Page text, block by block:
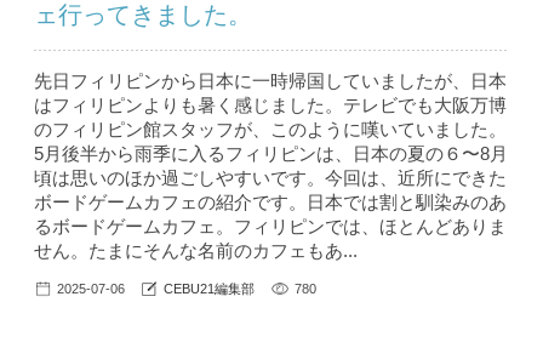
ェ行ってきました。
先日フィリピンから日本に一時帰国していましたが、日本
はフィリピンよりも暑く感じました。テレビでも大阪万博
のフィリピン館スタッフが、このように嘆いていました。
5月後半から雨季に入るフィリピンは、日本の夏の６〜8月
頃は思いのほか過ごしやすいです。今回は、近所にできた
ボードゲームカフェの紹介です。日本では割と馴染みのあ
るボードゲームカフェ。フィリピンでは、ほとんどありま
せん。たまにそんな名前のカフェもあ...
2025-07-06 CEBU21編集部 780